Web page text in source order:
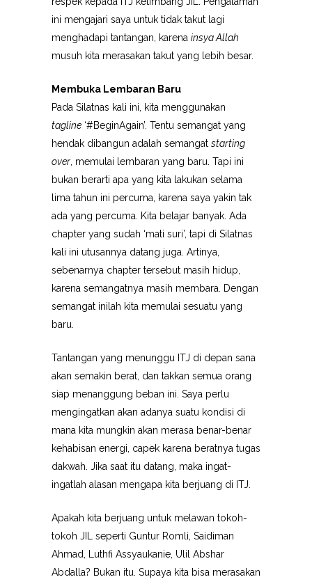
ini mengajari saya untuk tidak takut lagi
menghadapi tantangan, karena insya Allah
musuh kita merasakan takut yang lebih besar.
Membuka Lembaran Baru
Pada Silatnas kali ini, kita menggunakan
tagline ‘#BeginAgain’. Tentu semangat yang
hendak dibangun adalah semangat starting
over , memulai lembaran yang baru. Tapi ini
bukan berarti apa yang kita lakukan selama
lima tahun ini percuma, karena saya yakin tak
ada yang percuma. Kita belajar banyak. Ada
chapter yang sudah ‘mati suri’, tapi di Silatnas
kali ini utusannya datang juga. Artinya,
sebenarnya chapter tersebut masih hidup,
karena semangatnya masih membara. Dengan
semangat inilah kita memulai sesuatu yang
baru.
Tantangan yang menunggu ITJ di depan sana
akan semakin berat, dan takkan semua orang
siap menanggung beban ini. Saya perlu
mengingatkan akan adanya suatu kondisi di
mana kita mungkin akan merasa benar-benar
kehabisan energi, capek karena beratnya tugas
dakwah. Jika saat itu datang, maka ingat-
ingatlah alasan mengapa kita berjuang di ITJ.
Apakah kita berjuang untuk melawan tokoh-
tokoh JIL seperti Guntur Romli, Saidiman
Ahmad, Luthfi Assyaukanie, Ulil Abshar
Abdalla? Bukan itu. Supaya kita bisa merasakan